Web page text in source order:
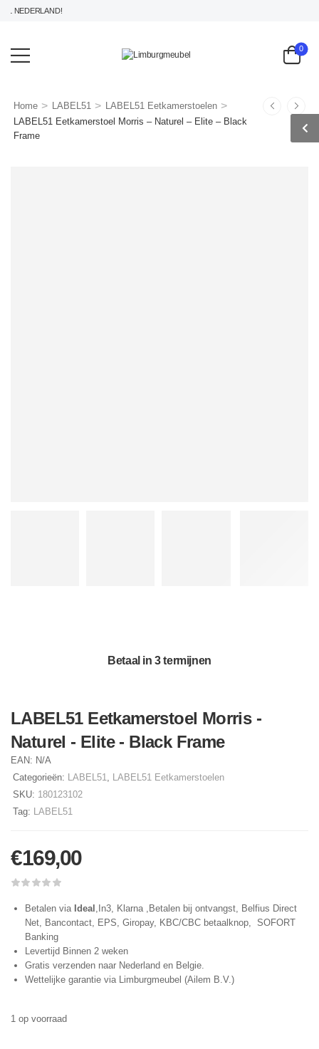
0
Home > LABEL51 > LABEL51 Eetkamerstoelen >
LABEL51 Eetkamerstoel Morris – Naturel – Elite – Black
Frame
Betaal in 3 termijnen
LABEL51 Eetkamerstoel Morris -
Naturel - Elite - Black Frame
EAN: N/A
Categorieën: LABEL51, LABEL51 Eetkamerstoelen
SKU: 180123102
Tag: LABEL51
€169,00
Betalen via Ideal ,In3, Klarna ,Betalen bij ontvangst, Belfius Direct
Net, Bancontact, EPS, Giropay, KBC/CBC betaalknop, SOFORT
Banking
Levertijd Binnen 2 weken
Gratis verzenden naar Nederland en Belgie.
Wettelijke garantie via Limburgmeubel (Ailem B.V.)
1 op voorraad